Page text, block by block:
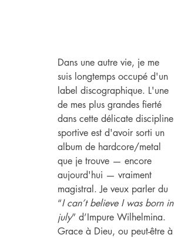
Dans une autre vie, je me
suis longtemps occupé d'un
label discographique. L'une
de mes plus grandes fierté
dans cette délicate discipline
sportive est d'avoir sorti un
album de hardcore/metal
que je trouve — encore
aujourd'hui — vraiment
magistral. Je veux parler du
“I can’t believe I was born in
july” d’Impure Wilhelmina.
Grace à Dieu, ou peut-être à